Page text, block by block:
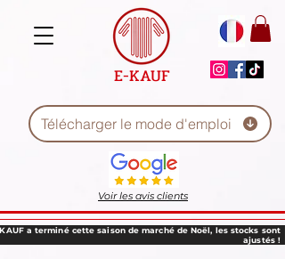
a terminé cette saison de marché de Noël, les stocks sont
ajustés !
E-KAUF
Voir les avis clients
Télécharger le mode d'emploi